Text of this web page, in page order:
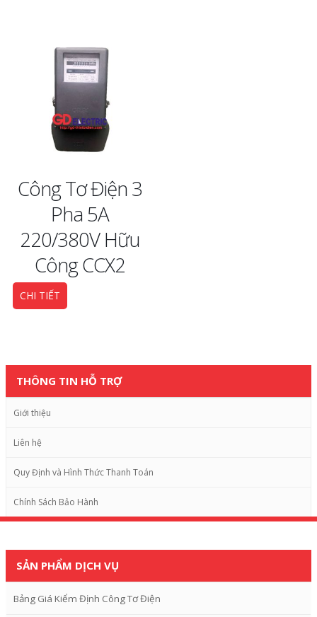
Công Tơ Điện 3
Pha 5A
220/380V Hữu
Công CCX2
CHI TIẾT
THÔNG TIN HỖ TRỢ
Giới thiệu
Liên hệ
Quy Định và Hình Thức Thanh Toán
Chính Sách Bảo Hành
SẢN PHẨM DỊCH VỤ
Bảng Giá Kiểm Định Công Tơ Điện